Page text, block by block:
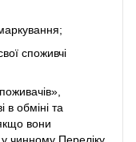
споживчі
,
в обміні та
вони